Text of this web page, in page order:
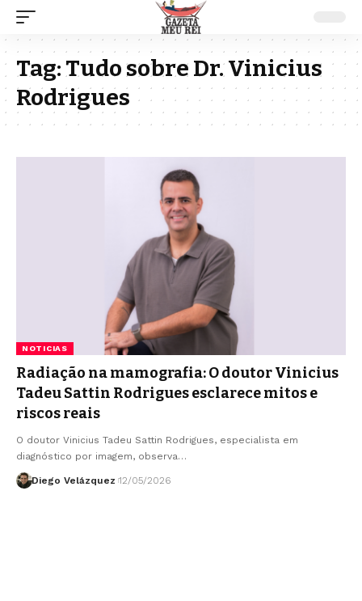
Tag:Tudo sobre Dr. Vinicius
Rodrigues
NOTICIAS
Radiação na mamografia: O doutor Vinicius
Tadeu Sattin Rodrigues esclarece mitos e
riscos reais
O doutor Vinicius Tadeu Sattin Rodrigues, especialista em
diagnóstico por imagem, observa…
Diego Velázquez 12/05/2026